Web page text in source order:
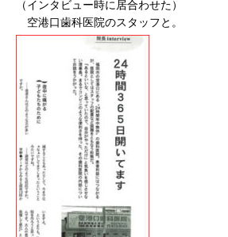
（インタビュー時に居合わせた）
空港口歯科医院のスタッフと。